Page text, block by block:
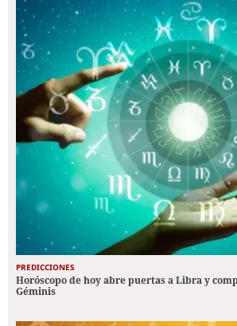
PREDICCIONES
Horóscopo de hoy abre puertas a Libra y
Géminis